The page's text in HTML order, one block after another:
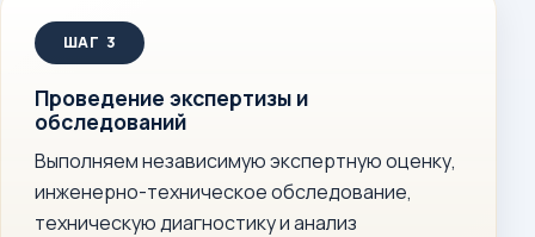
Проведение экспертизы и
обследований
Выполняем независимую экспертную оценку,
инженерно-техническое обследование,
техническую диагностику и анализ